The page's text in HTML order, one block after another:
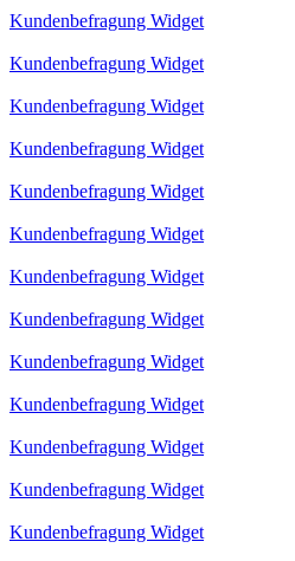
Kundenbefragung Widget
Kundenbefragung Widget
Kundenbefragung Widget
Kundenbefragung Widget
Kundenbefragung Widget
Kundenbefragung Widget
Kundenbefragung Widget
Kundenbefragung Widget
Kundenbefragung Widget
Kundenbefragung Widget
Kundenbefragung Widget
Kundenbefragung Widget
Kundenbefragung Widget